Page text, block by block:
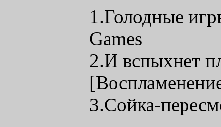
1.Голодные
Games
2.И вспыхнет
3.Сойка-